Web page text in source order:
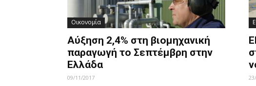
Οικονομία
Αύξηση 2,4% στη βιομηχανική
παραγωγή το Σεπτέμβρη στην
Ελλάδα
09/11/2017